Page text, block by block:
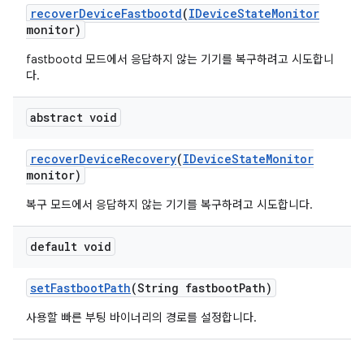
recoverDeviceFastbootd(IDeviceStateMonitor
monitor)
fastbootd 모드에서 응답하지 않는 기기를 복구하려고 시도합니
다.
abstract void
recoverDeviceRecovery(IDeviceStateMonitor
monitor)
복구 모드에서 응답하지 않는 기기를 복구하려고 시도합니다.
default void
setFastbootPath(String fastbootPath)
사용할 빠른 부팅 바이너리의 경로를 설정합니다.